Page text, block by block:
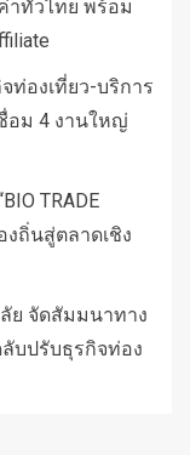
าทั่วไทย พร้อม
ท่องเที่ยว-บริการ
ชื่อม 4 งานใหญ่
TRADE
งถิ่นสู่ตลาดเชิง
ย จัดสัมมนาทาง
บปรับธุรกิจท่อง